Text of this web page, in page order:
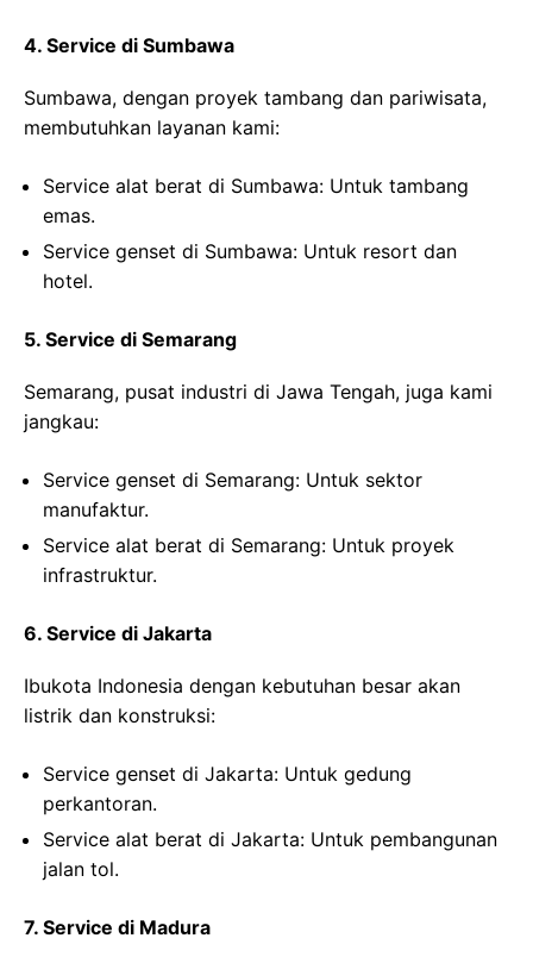
4. Service di Sumbawa
Sumbawa, dengan proyek tambang dan pariwisata,
membutuhkan layanan kami:
Service alat berat di Sumbawa: Untuk tambang
emas.
Service genset di Sumbawa: Untuk resort dan
hotel.
5. Service di Semarang
Semarang, pusat industri di Jawa Tengah, juga kami
jangkau:
Service genset di Semarang: Untuk sektor
manufaktur.
Service alat berat di Semarang: Untuk proyek
infrastruktur.
6. Service di Jakarta
Ibukota Indonesia dengan kebutuhan besar akan
listrik dan konstruksi:
Service genset di Jakarta: Untuk gedung
perkantoran.
Service alat berat di Jakarta: Untuk pembangunan
jalan tol.
7. Service di Madura